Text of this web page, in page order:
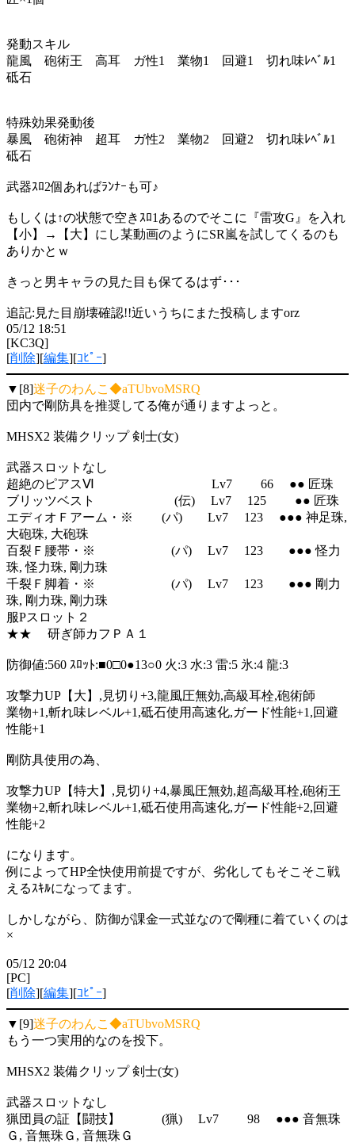
発動スキル
龍風 砲術王 高耳 ガ性1 業物1 回避1 切れ味ﾚﾍﾞﾙ1
砥石
特殊効果発動後
暴風 砲術神 超耳 ガ性2 業物2 回避2 切れ味ﾚﾍﾞﾙ1
砥石
武器ｽﾛ2個あればﾗﾝﾅｰも可♪
もしくは↑の状態で空きｽﾛ1あるのでそこに『雷攻G』を入れ
【小】→【大】にし某動画のようにSR嵐を試してくるのも
ありかとｗ
きっと男キャラの見た目も保てるはず･･･
追記:見た目崩壊確認!!近いうちにまた投稿しますorz
05/12 18:51
[KC3Q]
[削除][編集][ｺﾋﾟｰ]
▼[8]迷子のわんこ◆aTUbvoMSRQ
団内で剛防具を推奨してる俺が通りますよっと。
MHSX2 装備クリップ 剣士(女)
武器スロットなし
超絶のピアスⅥ Lv7 66 ●● 匠珠
ブリッツベスト (伝) Lv7 125 ●● 匠珠
エディオＦアーム・※ (パ) Lv7 123 ●●● 神足珠,
大砲珠, 大砲珠
百裂Ｆ腰帯・※ (パ) Lv7 123 ●●● 怪力
珠, 怪力珠, 剛力珠
千裂Ｆ脚着・※ (パ) Lv7 123 ●●● 剛力
珠, 剛力珠, 剛力珠
服Pスロット２
★★ 研ぎ師カフＰＡ１
防御値:560 ｽﾛｯﾄ:■0□0●13○0 火:3 水:3 雷:5 氷:4 龍:3
攻撃力UP【大】,見切り+3,龍風圧無効,高級耳栓,砲術師
業物+1,斬れ味レベル+1,砥石使用高速化,ガード性能+1,回避
性能+1
剛防具使用の為、
攻撃力UP【特大】,見切り+4,暴風圧無効,超高級耳栓,砲術王
業物+2,斬れ味レベル+1,砥石使用高速化,ガード性能+2,回避
性能+2
になります。
例によってHP全快使用前提ですが、劣化してもそこそこ戦
えるｽｷﾙになってます。
しかしながら、防御が課金一式並なので剛種に着ていくのは
×
05/12 20:04
[PC]
[削除][編集][ｺﾋﾟｰ]
▼[9]迷子のわんこ◆aTUbvoMSRQ
もう一つ実用的なのを投下。
MHSX2 装備クリップ 剣士(女)
武器スロットなし
猟団員の証【闘技】 (猟) Lv7 98 ●●● 音無珠
Ｇ, 音無珠Ｇ, 音無珠Ｇ